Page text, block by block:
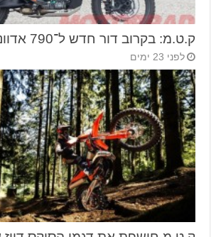
ק.ט.מ: בקרוב דור חדש ל־790 אדוונצ'ר
לפני 23 ימים